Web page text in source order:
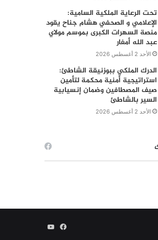
تحت الرعاية الملكية السامية:
الإعلامي و الصحفي هشام جناح يقود
منصة السهرات الكبرى بموسم مولاي
عبد الله أمغار
الأحد 2 أغسطس 2026
الدرك الملكي ببوزنيقة الشاطئ:
استراتيجية أمنية محكمة لتأمين
صيف المصطافين وضمان إنسيابية
السير بالشاطئ
الأحد 2 أغسطس 2026
فيسبوكيوتيوب